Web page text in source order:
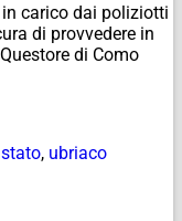
carico dai poliziotti
di provvedere in
di Como
, ubriaco